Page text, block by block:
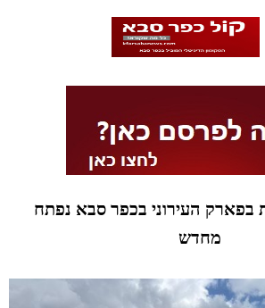
בפארק העירוני בכפר סבא נפתח
מחדש